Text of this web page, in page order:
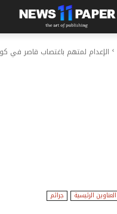
الإعدام لمتهم باغتصاب قاصر في
العناوين الرئيسية جرائم